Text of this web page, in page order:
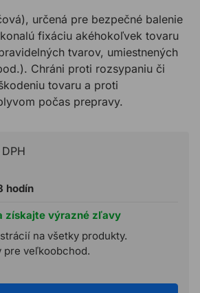
určená pre bezpečné balenie
fixáciu akéhokoľvek tovaru
tvarov, umiestnených
Chráni proti rozsypaniu či
tovaru a proti
počas prepravy.
DPH
hodín
získajte výrazné zľavy
na všetky produkty.
pre veľkoobchod.